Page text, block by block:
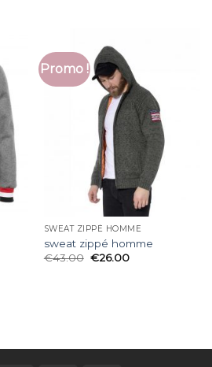
Promo !
SWEAT ZIPPÉ HOMME
sweat zippé homme
€43.00 €26.00